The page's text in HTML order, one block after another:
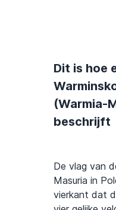
Dit is hoe
(Warmia-
beschrijft
De vlag van
Masuria in
vierkant dat